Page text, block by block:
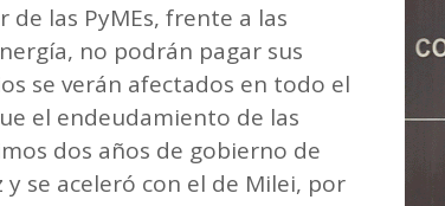
las PyMEs, frente a las
no podrán pagar sus
se verán afectados en todo el
el endeudamiento de las
dos años de gobierno de
se aceleró con el de Milei, por